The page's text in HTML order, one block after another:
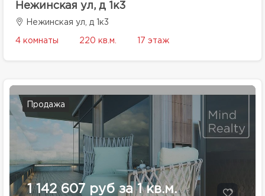
Нежинская ул, д 1к3
Нежинская ул, д 1к3
4 комнаты 220 кв.м. 17 этаж
Продажа
1 142 607 руб за 1 кв.м.